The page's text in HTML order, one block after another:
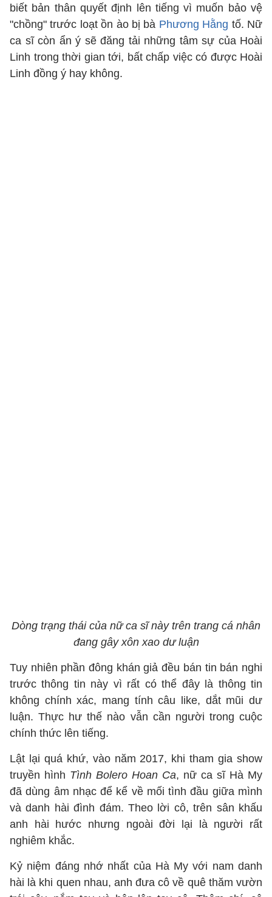
biết bản thân quyết định lên tiếng vì muốn bảo vệ
"chồng" trước loạt ồn ào bị bà Phương Hằng tố. Nữ
ca sĩ còn ẩn ý sẽ đăng tải những tâm sự của Hoài
Linh trong thời gian tới, bất chấp việc có được Hoài
Linh đồng ý hay không.
Dòng trạng thái của nữ ca sĩ này trên trang cá nhân
đang gây xôn xao dư luận
Tuy nhiên phần đông khán giả đều bán tin bán nghi
trước thông tin này vì rất có thể đây là thông tin
không chính xác, mang tính câu like, dắt mũi dư
luận. Thực hư thế nào vẫn cần người trong cuộc
chính thức lên tiếng.
Lật lại quá khứ, vào năm 2017, khi tham gia show
truyền hình Tình Bolero Hoan Ca, nữ ca sĩ Hà My
đã dùng âm nhạc để kể về mối tình đầu giữa mình
và danh hài đình đám. Theo lời cô, trên sân khấu
anh hài hước nhưng ngoài đời lại là người rất
nghiêm khắc.
Kỷ niệm đáng nhớ nhất của Hà My với nam danh
hài là khi quen nhau, anh đưa cô về quê thăm vườn